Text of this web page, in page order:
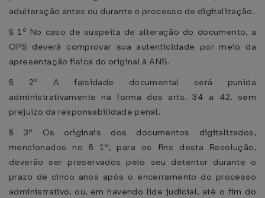
adulteração antes ou durante o processo de digitalização.
§ 1º No caso de suspeita de alteração do documento, a
OPS deverá comprovar sua autenticidade por meio da
apresentação física do original à ANS.
§ 2º A falsidade documental será punida
administrativamente na forma dos arts. 34 a 42, sem
prejuízo da responsabilidade penal.
§ 3º Os originais dos documentos digitalizados,
mencionados no § 1º, para os fins desta Resolução,
deverão ser preservados pelo seu detentor durante o
prazo de cinco anos após o encerramento do processo
administrativo, ou, em havendo lide judicial, até o fim do